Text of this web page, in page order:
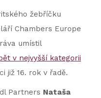
žebříčku
Chambers Europe
umístil
v nejvyšší kategorii
již 16. rok v řadě.
Partners Nataša